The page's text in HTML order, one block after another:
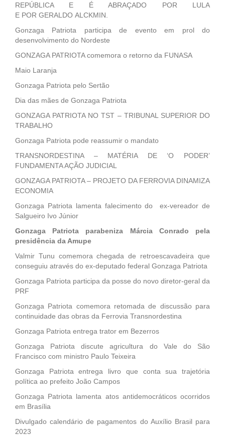
REPÚBLICA E É ABRAÇADO POR LULA
E POR GERALDO ALCKMIN.
Gonzaga Patriota participa de evento em prol do
desenvolvimento do Nordeste
GONZAGA PATRIOTA comemora o retorno da FUNASA
Maio Laranja
Gonzaga Patriota pelo Sertão
Dia das mães de Gonzaga Patriota
GONZAGA PATRIOTA NO TST – TRIBUNAL SUPERIOR DO
TRABALHO
Gonzaga Patriota pode reassumir o mandato
TRANSNORDESTINA – MATÉRIA DE ‘O PODER’
FUNDAMENTA AÇÃO JUDICIAL
GONZAGA PATRIOTA – PROJETO DA FERROVIA DINAMIZA
ECONOMIA
Gonzaga Patriota lamenta falecimento do ex-vereador de
Salgueiro Ivo Júnior
Gonzaga Patriota parabeniza Márcia Conrado pela
presidência da Amupe
Valmir Tunu comemora chegada de retroescavadeira que
conseguiu através do ex-deputado federal Gonzaga Patriota
Gonzaga Patriota participa da posse do novo diretor-geral da
PRF
Gonzaga Patriota comemora retomada de discussão para
continuidade das obras da Ferrovia Transnordestina
Gonzaga Patriota entrega trator em Bezerros
Gonzaga Patriota discute agricultura do Vale do São
Francisco com ministro Paulo Teixeira
Gonzaga Patriota entrega livro que conta sua trajetória
política ao prefeito João Campos
Gonzaga Patriota lamenta atos antidemocráticos ocorridos
em Brasília
Divulgado calendário de pagamentos do Auxílio Brasil para
2023